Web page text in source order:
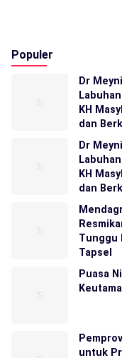
Populer
Dr
KH
dan
Dr
KH
dan
Tunggu
Tapsel
Puasa
untuk